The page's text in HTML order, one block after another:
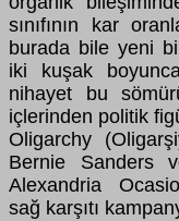
sınıfının kar
burada bile yeni
iki kuşak
nihayet bu
içlerinden politik
Oligarchy
Bernie Sanders
Alexandria
sağ karşıtı